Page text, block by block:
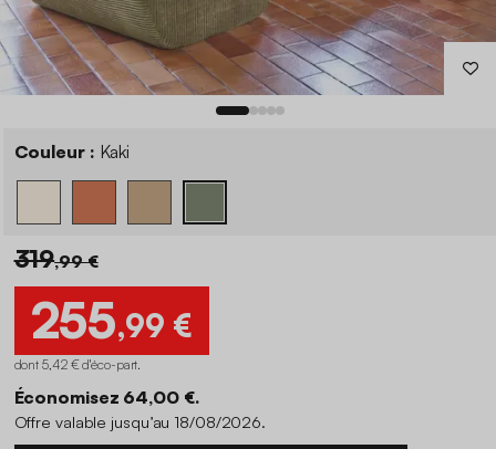
Couleur : Kaki
319,99 €
255,99 €
dont 5,42 € d'éco-part.
Économisez 64,00 €.
Offre valable jusqu’au 18/08/2026.